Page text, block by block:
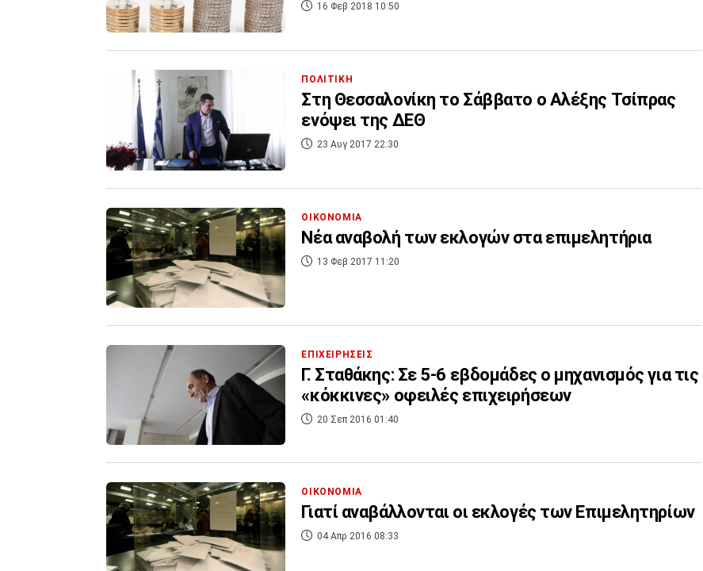
16 Φεβ 2018 10:50
ΠΟΛΙΤΙΚΗ
Στη Θεσσαλονίκη το Σάββατο ο Αλέξης Τσίπρας
ενόψει της ΔΕΘ
23 Αυγ 2017 22:30
ΟΙΚΟΝΟΜΙΑ
Νέα αναβολή των εκλογών στα επιμελητήρια
13 Φεβ 2017 11:20
ΕΠΙΧΕΙΡΗΣΕΙΣ
Γ. Σταθάκης: Σε 5-6 εβδομάδες ο μηχανισμός για τις
«κόκκινες» οφειλές επιχειρήσεων
20 Σεπ 2016 01:40
ΟΙΚΟΝΟΜΙΑ
Γιατί αναβάλλονται οι εκλογές των Επιμελητηρίων
04 Απρ 2016 08:33